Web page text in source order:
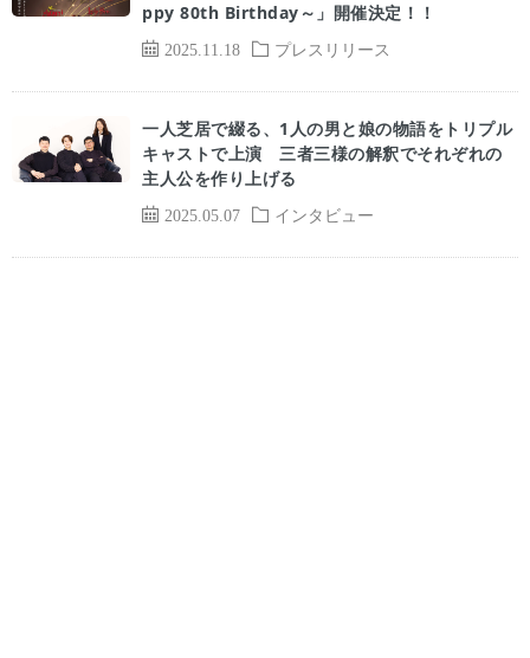
2025.11.18 プレスリリース
ppy 80th Birthday～」開催決定！！
2025.05.07 インタビュー
一人芝居で綴る、1人の男と娘の物語をトリプル
キャストで上演 三者三様の解釈でそれぞれの
主人公を作り上げる